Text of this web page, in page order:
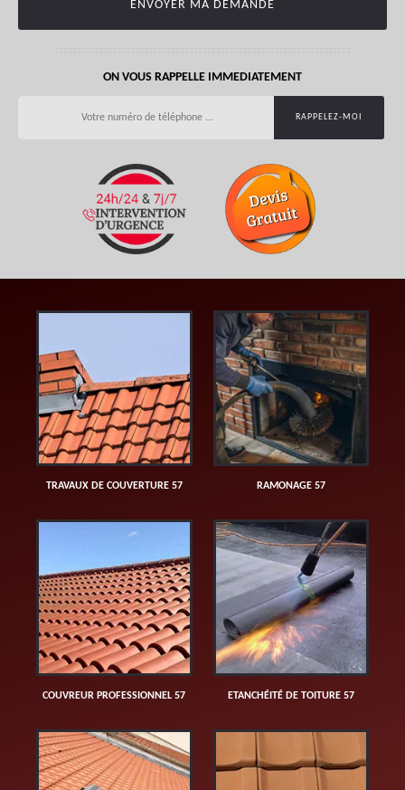
ON VOUS RAPPELLE IMMEDIATEMENT
TRAVAUX DE COUVERTURE 57 RAMONAGE 57
COUVREUR PROFESSIONNEL 57 ETANCHÉITÉ DE TOITURE 57